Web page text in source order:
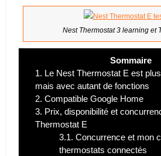
Nest Thermostat 3 learning et
Sommaire
1. Le Nest Thermostat E est
mais avec autant de fonctions
2. Compatible Google Home
3. Prix, disponibilité et
Thermostat E
3.1. Concurrence et mon
thermostats connectés